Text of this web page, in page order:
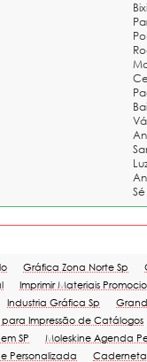
Sé
Gráfica Zona Norte Sp
Imprimir Materiais
Industria Gráfica Sp
Impressão de Catálogos
SP
Moleskine Agenda
Personalizada
Caderneta